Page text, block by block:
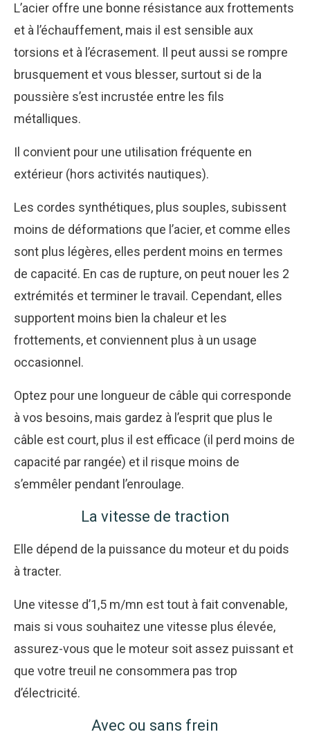
L’acier offre une bonne résistance aux frottements
et à l’échauffement, mais il est sensible aux
torsions et à l’écrasement. Il peut aussi se rompre
brusquement et vous blesser, surtout si de la
poussière s’est incrustée entre les fils
métalliques.
Il convient pour une utilisation fréquente en
extérieur (hors activités nautiques).
Les cordes synthétiques, plus souples, subissent
moins de déformations que l’acier, et comme elles
sont plus légères, elles perdent moins en termes
de capacité. En cas de rupture, on peut nouer les 2
extrémités et terminer le travail. Cependant, elles
supportent moins bien la chaleur et les
frottements, et conviennent plus à un usage
occasionnel.
Optez pour une longueur de câble qui corresponde
à vos besoins, mais gardez à l’esprit que plus le
câble est court, plus il est efficace (il perd moins de
capacité par rangée) et il risque moins de
s’emmêler pendant l’enroulage.
La vitesse de traction
Elle dépend de la puissance du moteur et du poids
à tracter.
Une vitesse d’1,5 m/mn est tout à fait convenable,
mais si vous souhaitez une vitesse plus élevée,
assurez-vous que le moteur soit assez puissant et
que votre treuil ne consommera pas trop
d’électricité.
Avec ou sans frein